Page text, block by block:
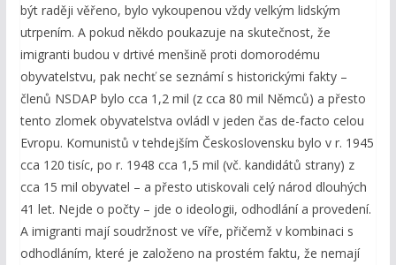
být raději věřeno, bylo vykoupenou vždy velkým lidským
utrpením. A pokud někdo poukazuje na skutečnost, že
imigranti budou v drtivé menšině proti domorodému
obyvatelstvu, pak nechť se seznámí s historickými fakty –
členů NSDAP bylo cca 1,2 mil (z cca 80 mil Němců) a přesto
tento zlomek obyvatelstva ovládl v jeden čas de-facto celou
Evropu. Komunistů v tehdejším Československu bylo v r. 1945
cca 120 tisíc, po r. 1948 cca 1,5 mil (vč. kandidátů strany) z
cca 15 mil obyvatel – a přesto utiskovali celý národ dlouhých
41 let. Nejde o počty – jde o ideologii, odhodlání a provedení.
A imigranti mají soudržnost ve víře, přičemž v kombinaci s
odhodláním, které je založeno na prostém faktu, že nemají